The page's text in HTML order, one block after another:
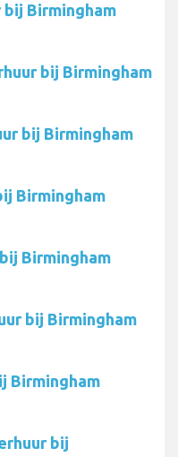
Birmingham
bij Birmingham
bij Birmingham
Birmingham
Birmingham
bij Birmingham
Birmingham
bij